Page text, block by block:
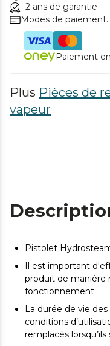
2 ans de garantie
Modes de paiement.
Paiement
Plus Pièces de
vapeur
Pistolet
Il est important
produit de manière
fonctionnement.
La durée de vie
conditions
remplacés